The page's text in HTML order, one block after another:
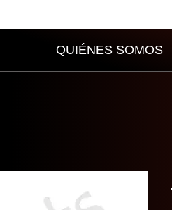
QUIÉNES SOMOS